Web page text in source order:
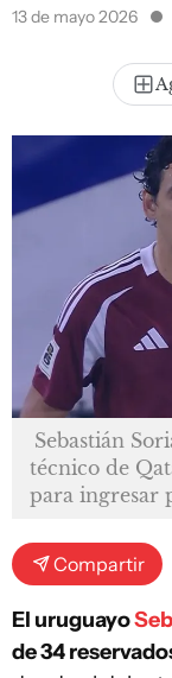
13 de mayo 2026
Sebastián
técnico de
para ingresar
Compartir
El uruguayo
de 34